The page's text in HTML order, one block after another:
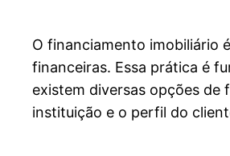
O financiamento imobiliário
financeiras. Essa prática é
existem diversas opções de
instituição e o perfil do